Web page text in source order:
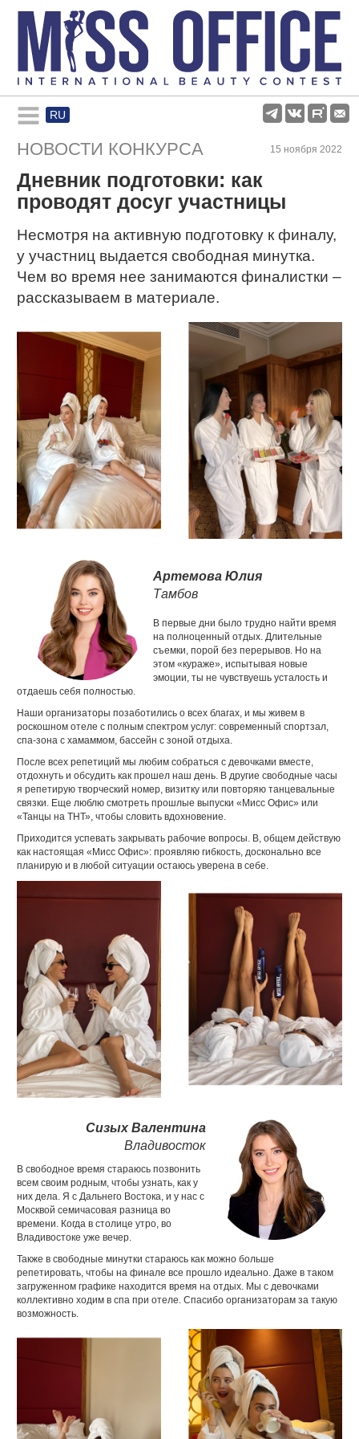
RU
Rules and regulations
About pageant
Participants
Gallery
НОВОСТИ КОНКУРСА 15 ноября 2022
Дневник подготовки: как
проводят досуг участницы
Несмотря на активную подготовку к финалу,
у участниц выдается свободная минутка.
Чем во время нее занимаются финалистки –
рассказываем в материале.
Артемова Юлия
Тамбов
В первые дни было трудно найти время
на полноценный отдых. Длительные
съемки, порой без перерывов. Но на
этом «кураже», испытывая новые
эмоции, ты не чувствуешь усталость и
отдаешь себя полностью.
Наши организаторы позаботились о всех благах, и мы живем в
роскошном отеле с полным спектром услуг: современный спортзал,
спа-зона с хамаммом, бассейн с зоной отдыха.
После всех репетиций мы любим собраться с девочками вместе,
отдохнуть и обсудить как прошел наш день. В другие свободные часы
я репетирую творческий номер, визитку или повторяю танцевальные
связки. Еще люблю смотреть прошлые выпуски «Мисс Офис» или
«Танцы на ТНТ», чтобы словить вдохновение.
Приходится успевать закрывать рабочие вопросы. В, общем действую
как настоящая «Мисс Офис»: проявляю гибкость, досконально все
планирую и в любой ситуации остаюсь уверена в себе.
Сизых Валентина
Владивосток
В свободное время стараюсь позвонить
всем своим родным, чтобы узнать, как у
них дела. Я с Дальнего Востока, и у нас с
Москвой семичасовая разница во
времени. Когда в столице утро, во
Владивостоке уже вечер.
Также в свободные минутки стараюсь как можно больше
репетировать, чтобы на финале все прошло идеально. Даже в таком
загруженном графике находится время на отдых. Мы с девочками
коллективно ходим в спа при отеле. Спасибо организаторам за такую
возможность.